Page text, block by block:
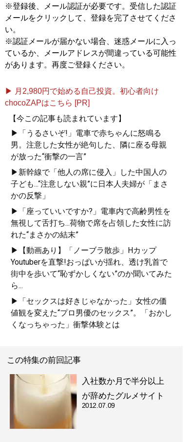
※登録後、メール認証が必要です。受信した認証
メールをクリックして、登録を完了させてくださ
い。
※認証メールが届かない場合、迷惑メールに入っ
ているか、メールアドレスが間違っている可能性
があります。再度ご登録ください。
▶ 月2,980円で始める自己投資。初心者向け
chocoZAPはこちら [PR]
【今この記事も読まれています】
▶「うるさいぞ!」電車で赤ちゃんに怒鳴る
男。注意した女性が絶句した、隣に座る母親
が放った“衝撃の一言”
▶新幹線で「他人の席に侵入」した中国人の
子ども...“注意しない親”に日本人夫婦が「まさ
かの反撃」
▶「座っていいですか?」電車内で高齢男性を
無視して舌打ち...荷物で席を占領した女性に訪
れた“まさかの結末”
▶【動画あり】「ノーブラ散歩」Hカップ
Youtuberを直撃!おっぱいが揺れ、透け乳首で
街中を歩いて“恥ずかしくない”のか聞いてみた
ら...
▶「セックスは好きじゃなかった」女性の価
値観を変えた“プロ男優のセックス”。「おかし
くなっちゃった」衝撃体験とは
この特集の前回記事
入社数か月で半分以上
が辞めたグルメサイト
2012.07.09